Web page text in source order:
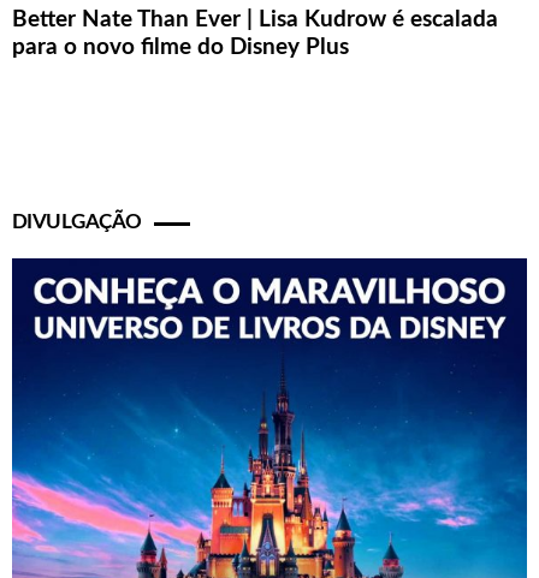
Better Nate Than Ever | Lisa Kudrow é escalada
para o novo filme do Disney Plus
DIVULGAÇÃO